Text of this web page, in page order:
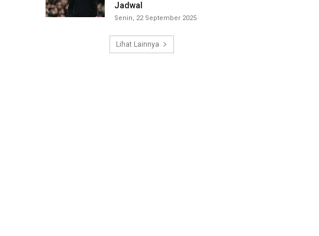
Jadwal
Senin, 22 September 2025
Lihat Lainnya